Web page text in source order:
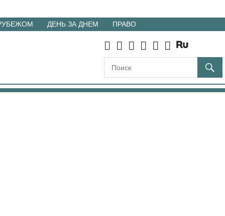
ДЕНЬ ЗА ДНЕМ ПРАВО